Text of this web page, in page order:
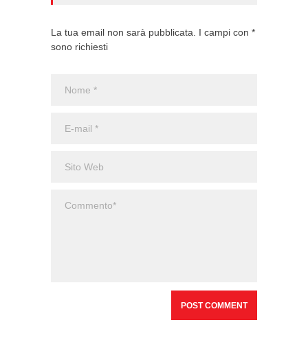
La tua email non sarà pubblicata. I campi con *
sono richiesti